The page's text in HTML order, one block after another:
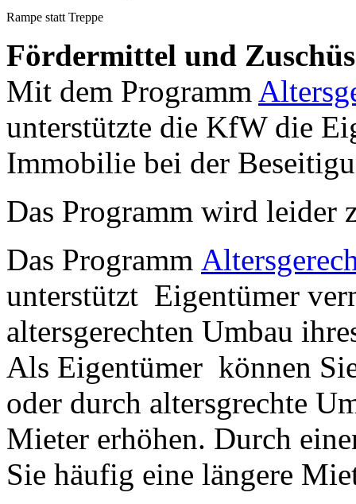
Rampe statt Treppe
Fördermittel und
Mit dem Programm
unterstützte die KfW die
Immobilie bei der
Das Programm wird leider
Das Programm
unterstützt Eigentümer
altersgerechten Umbau
Als Eigentümer können
oder durch altersgrechte
Mieter erhöhen. Durch
Sie häufig eine längere